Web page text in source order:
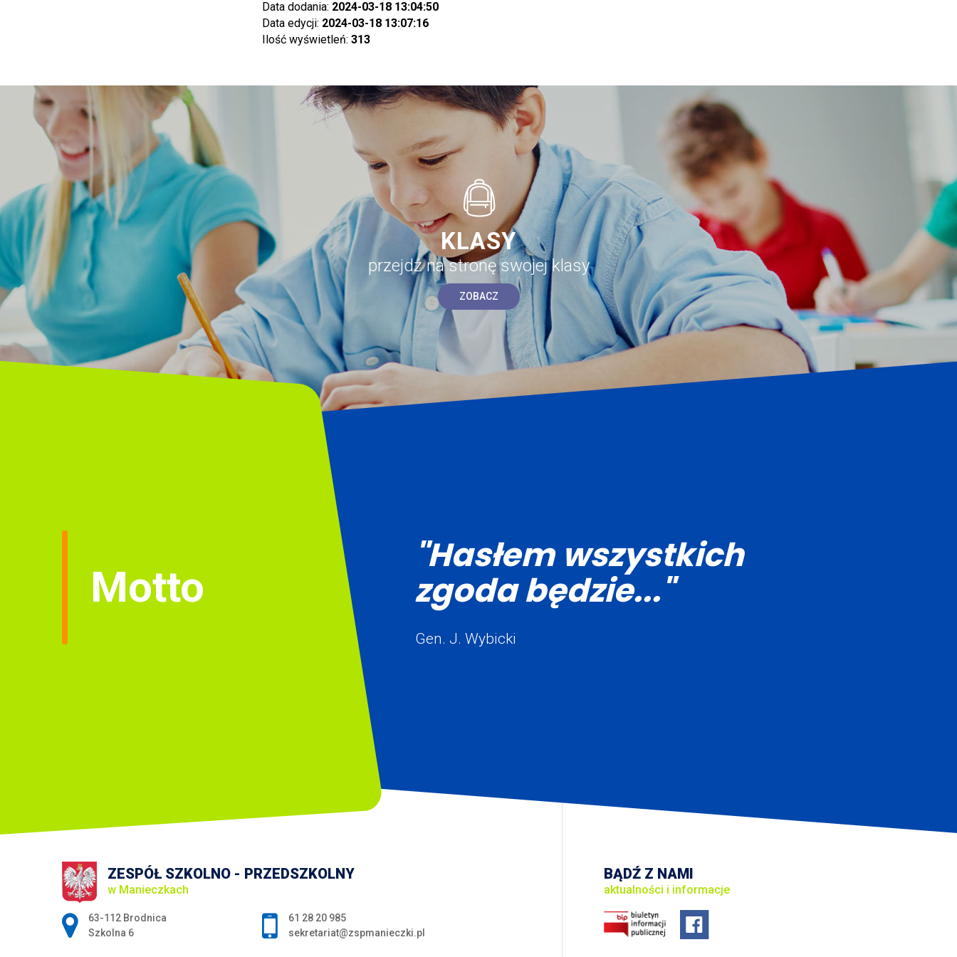
Data dodania: 2024-03-18 13:04:50
Data edycji: 2024-03-18 13:07:16
Ilość wyświetleń: 313
KLASY
przejdź na stronę swojej klasy
ZOBACZ
"Hasłem wszystkich
zgoda będzie..."
Gen. J. Wybicki
ZESPÓŁ SZKOLNO - PRZEDSZKOLNY
w Manieczkach
Adres pocztowy:
63-112 Brodnica
Szkolna 6
61 28 20 985
sekretariat@zspmanieczki.pl
BĄDŹ Z NAMI
aktualności i informacje